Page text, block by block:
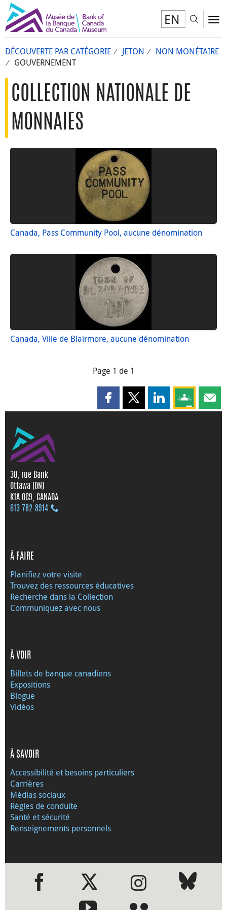
EN
DÉCOUVERTE PAR CATÉGORIE JETON
NON MONÉTAIRE
GOUVERNEMENT
COLLECTION NATIONALE DE
MONNAIES
Canada, Pass Community Pool, aucune dénomination
Canada, Ville de Blairmore, aucune dénomination
Page 1 de 1
Partager cette page sur
Partager cette page sur X
Partager cette
Partagez
30, rue Bank
Ottawa (ON)
K1A 0G9, CANADA
613 782‑8914
À FAIRE
Planifiez votre visite
Trouvez des ressources éducatives
Recherche dans la Collection
Communiquez avec nous
À VOIR
Billets de banque canadiens
Expositions
Blogue
Vidéos
À SAVOIR
Accessibilité et besoins particuliers
Carrières
Médias sociaux
Règles de conduite
Santé et sécurité
Renseignements personnels
●●